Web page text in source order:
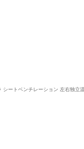
トベンチレーション 左右独立